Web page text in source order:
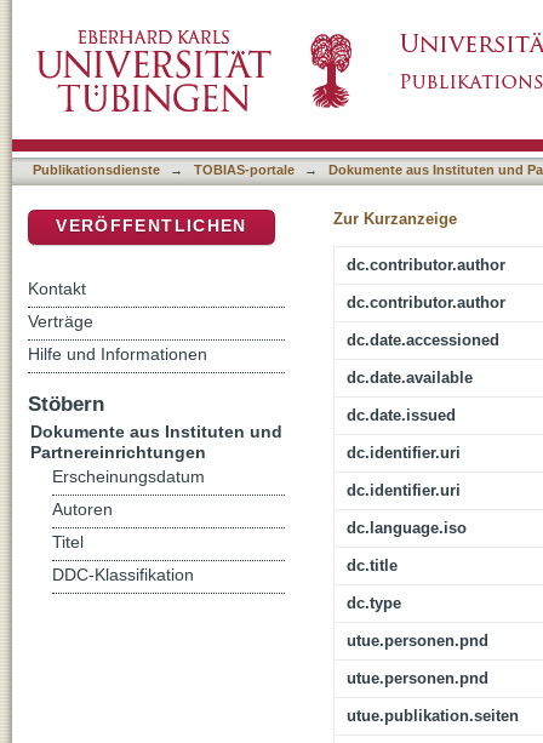
Publikationsdienste → TOBIAS-portale → Dokumente aus Instituten und
Zur Kurzanzeige
dc.contributor.author
dc.contributor.author
dc.date.accessioned
dc.date.available
dc.date.issued
dc.identifier.uri
dc.identifier.uri
dc.language.iso
dc.title
dc.type
utue.personen.pnd
utue.personen.pnd
utue.publikation.seiten
VERÖFFENTLICHEN
Kontakt
Verträge
Hilfe und Informationen
Stöbern
Dokumente aus Instituten und
Partnereinrichtungen
Erscheinungsdatum
Autoren
Titel
DDC-Klassifikation